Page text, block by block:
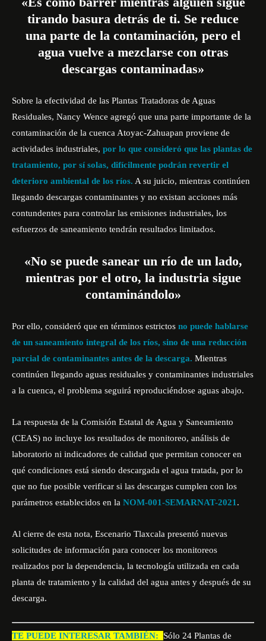
tirando basura detrás de ti. Se reduce
una parte de la contaminación, pero el
agua vuelve a mezclarse con otras
descargas contaminadas»
Sobre la efectividad de las Plantas Tratadoras de Aguas
Residuales, Nancy Wence agregó que una parte importante de la
contaminación de la cuenca Atoyac-Zahuapan proviene de
actividades industriales, por lo que consideró que las plantas de
tratamiento, por sí solas, difícilmente podrán revertir el
deterioro ambiental de los ríos. A su juicio, mientras continúen
llegando descargas contaminantes y no existan acciones más
contundentes para controlar las emisiones industriales, los
esfuerzos de saneamiento tendrán resultados limitados.
«No se puede sanear un río de un lado,
mientras por el otro, la industria sigue
contaminándolo»
Por ello, consideró que en términos estrictos no puede hablarse
de un saneamiento integral de los ríos, sino de una reducción
parcial de contaminantes antes de la descarga. Mientras
continúen llegando aguas residuales y contaminantes industriales
a la cuenca, el problema seguirá reproduciéndose aguas abajo.
La respuesta de la Comisión Estatal de Agua y Saneamiento
(CEAS) no incluye los resultados de monitoreo, análisis de
laboratorio ni indicadores de calidad que permitan conocer en
qué condiciones está siendo descargada el agua tratada, por lo
que no fue posible verificar si las descargas cumplen con los
parámetros establecidos en la NOM-001-SEMARNAT-2021 .
Al cierre de esta nota, Escenario Tlaxcala presentó nuevas
solicitudes de información para conocer los monitoreos
realizados por la dependencia, la tecnología utilizada en cada
planta de tratamiento y la calidad del agua antes y después de su
descarga.
TE PUEDE INTERESAR TAMBIÉN: Sólo 24 Plantas de